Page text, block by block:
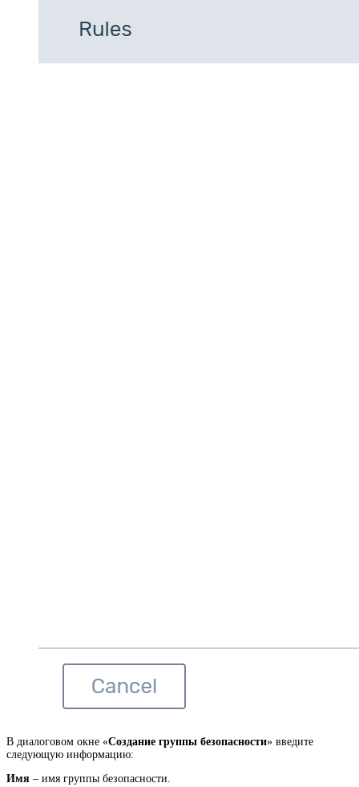
В диалоговом окне «Создание группы безопасности» введите
следующую информацию:
Имя – имя группы безопасности.